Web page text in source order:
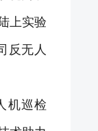
上实验
反无人
机巡检